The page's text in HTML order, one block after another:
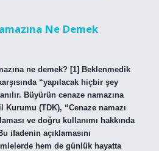
Ne Demek
ne demek? [1] Beklenmedik
“yapılacak hiçbir şey
Büyürün cenaze namazına
(TDK), “Cenaze namazı
ve doğru kullanımı hakkında
ifadenin açıklamasını
hem de günlük hayatta